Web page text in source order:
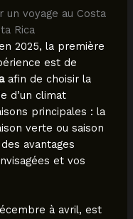
un voyage au Costa
Rica
2025, la première
est de
afin de choisir la
d’un climat
principales : la
verte ou saison
avantages
et vos
à avril, est